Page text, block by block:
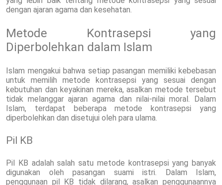
dengan ajaran agama dan kesehatan.
Metode Kontrasepsi yang
Diperbolehkan dalam Islam
Islam mengakui bahwa setiap pasangan memiliki kebebasan
untuk memilih metode kontrasepsi yang sesuai dengan
kebutuhan dan keyakinan mereka, asalkan metode tersebut
tidak melanggar ajaran agama dan nilai-nilai moral. Dalam
Islam, terdapat beberapa metode kontrasepsi yang
diperbolehkan dan disetujui oleh para ulama.
Pil KB
Pil KB adalah salah satu metode kontrasepsi yang banyak
digunakan oleh pasangan suami istri. Dalam Islam,
penggunaan pil KB tidak dilarang, asalkan penggunaannya